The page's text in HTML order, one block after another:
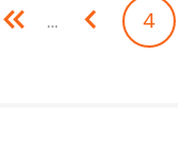
… 4